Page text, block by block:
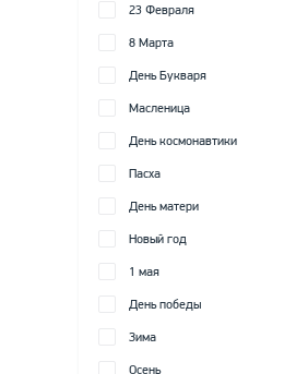
23 Февраля
8 Марта
День Букваря
Масленица
День космонавтики
Пасха
День матери
Новый год
1 мая
День победы
Зима
Осень